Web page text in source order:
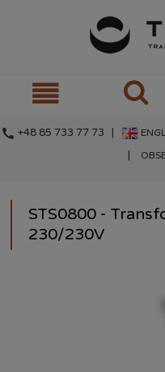
call +48 85 733 77 73 |
STS0800 -
230/230V